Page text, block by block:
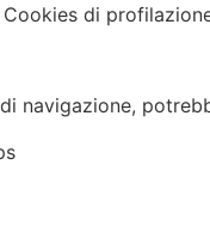
di
navigazione,